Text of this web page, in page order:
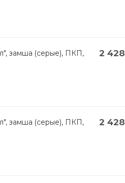
замша (серые), ПКП,
2 428
замша (серые), ПКП,
2 428